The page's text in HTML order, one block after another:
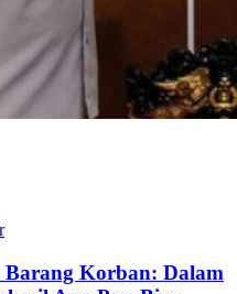
Korban: Dalam